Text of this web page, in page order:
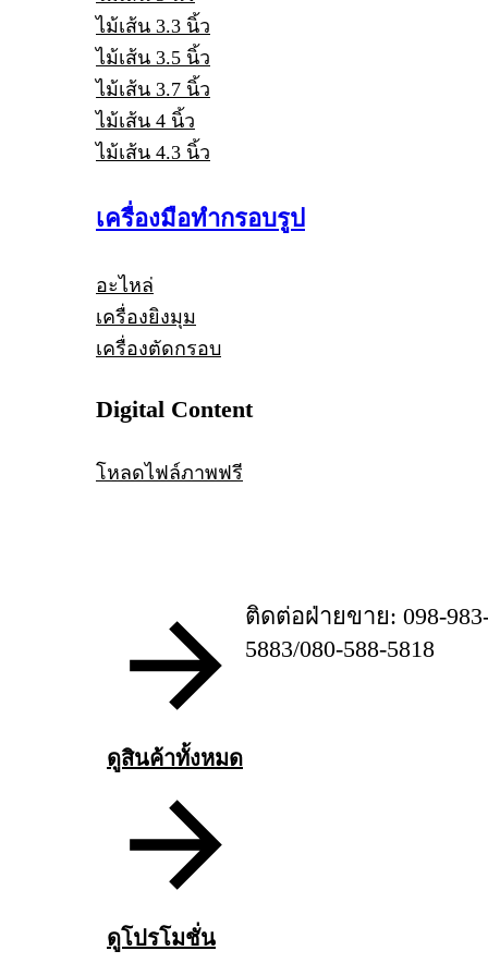
ไม้เส้น 3.3 นิ้ว
ไม้เส้น 3.5 นิ้ว
ไม้เส้น 3.7 นิ้ว
ไม้เส้น 4 นิ้ว
ไม้เส้น 4.3 นิ้ว
เครื่องมือทำกรอบรูป
อะไหล่
เครื่องยิงมุม
เครื่องตัดกรอบ
Digital Content
โหลดไฟล์ภาพฟรี
ดูสินค้าทั้งหมด
ดูโปรโมชั่น
ติดต่อฝ่ายขาย: 098-
5883/080-588-5818